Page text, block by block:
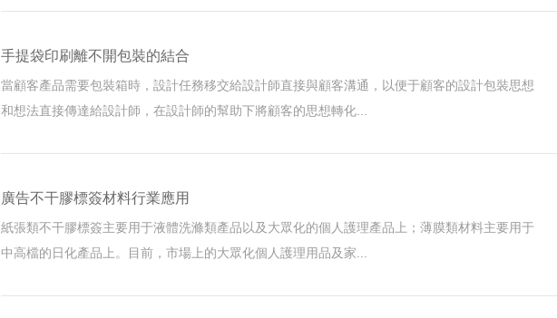
手提袋印刷離不開包裝的結合
當顧客產品需要包裝箱時，設計任務移交給設計師直接與顧客溝通，以便于顧客的設計包裝思想
和想法直接傳達給設計師，在設計師的幫助下將顧客的思想轉化...
廣告不干膠標簽材料行業應用
紙張類不干膠標簽主要用于液體洗滌類產品以及大眾化的個人護理產品上；薄膜類材料主要用于
中高檔的日化產品上。目前，市場上的大眾化個人護理用品及家...